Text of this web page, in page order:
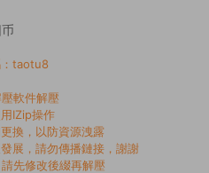
taotu8
軟件解壓
IZip操作
換，以防資源洩露
展，請勿傳播鏈接，謝謝
先修改後綴再解壓